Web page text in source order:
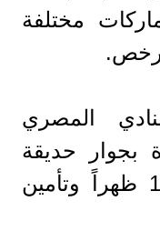
مختلفة
المصري
بجوار حديقة
الفسطاط في الساعة 12 ظهراً وتأمين